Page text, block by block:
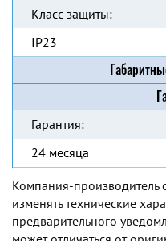
Класс защиты:
IP23
Гарантия:
24 месяца
Компания-производитель
изменять технические
предварительного